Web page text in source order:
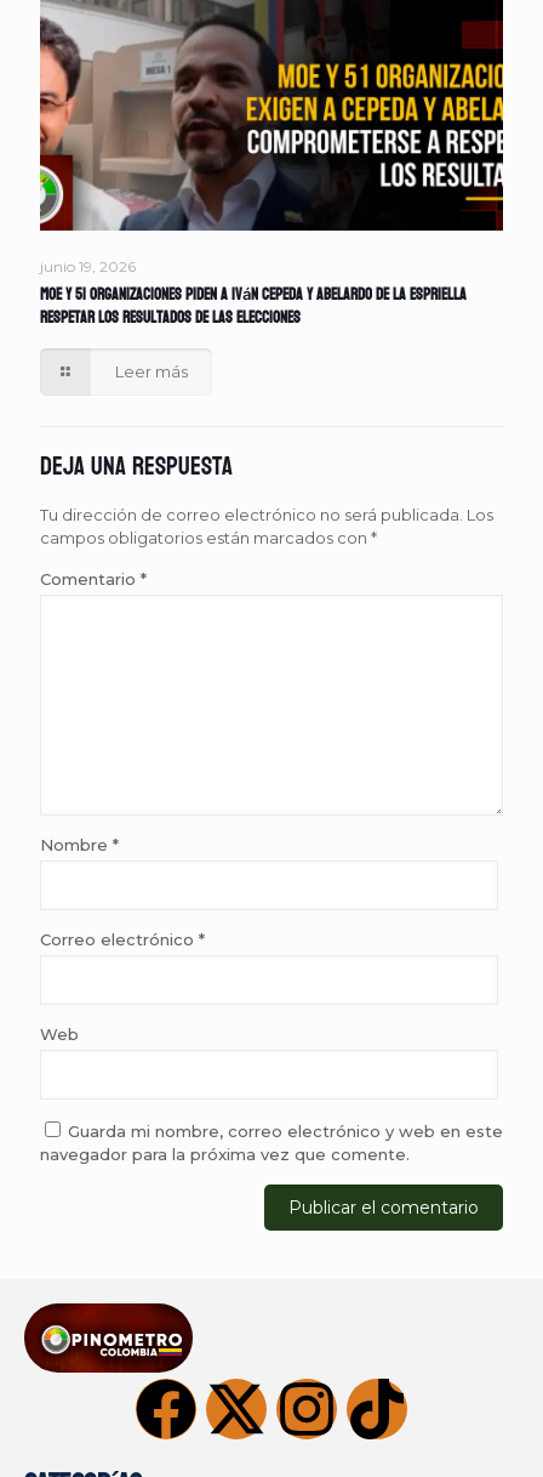
junio 19, 2026
MOE y 51 organizaciones piden a Iván Cepeda y Abelardo de la Espriella
respetar los resultados de las elecciones
Leer más
Deja una respuesta
Tu dirección de correo electrónico no será publicada. Los
campos obligatorios están marcados con *
Comentario *
Nombre *
Correo electrónico *
Web
Guarda mi nombre, correo electrónico y web en este
navegador para la próxima vez que comente.